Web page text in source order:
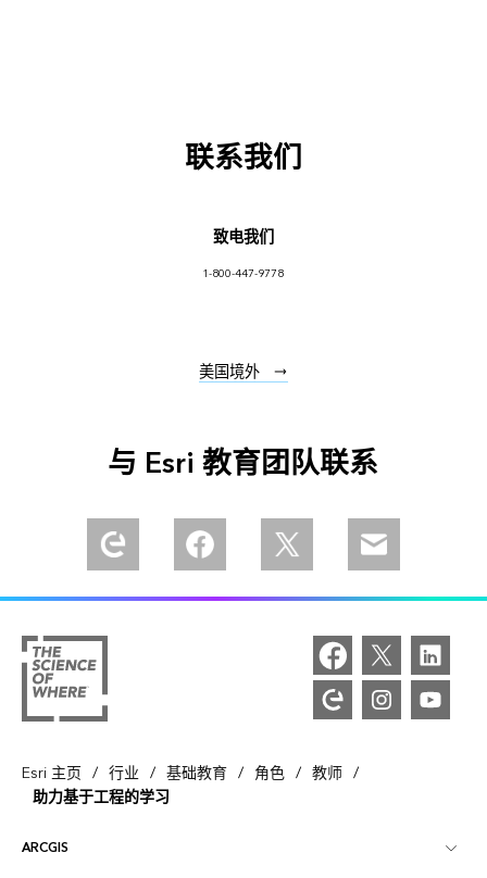
联系我们
致电我们
1-800-447-9778
美国境外
与 Esri 教育团队联系
探索 Esri 社区通过 Meta 社区找到我们
通过 Twitter 关注我们向我们发送电子
Esri 主页 / 行业 / 基础教育 / 角色 / 教师 /
助力基于工程的学习
ARCGIS